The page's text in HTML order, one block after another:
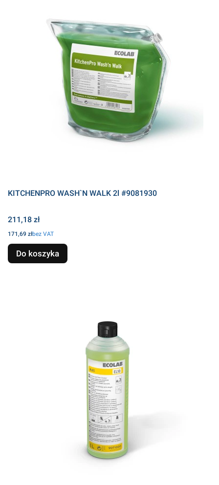
KITCHENPRO WASH`N WALK 2l #9081930
Cena
211,18 zł
Cena
171,69 złbez VAT
Do koszyka